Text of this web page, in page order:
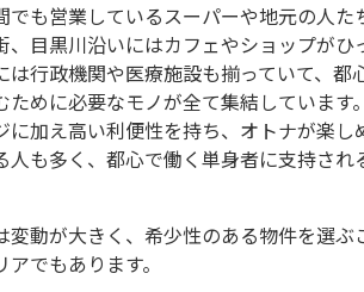
でも営業しているスーパーや地元の人た
、目黒川沿いにはカフェやショップがひ
は行政機関や医療施設も揃っていて、都
ために必要なモノが全て集結しています
に加え高い利便性を持ち、オトナが楽し
人も多く、都心で働く単身者に支持され
動が大きく、希少性のある物件を選ぶ
でもあります。